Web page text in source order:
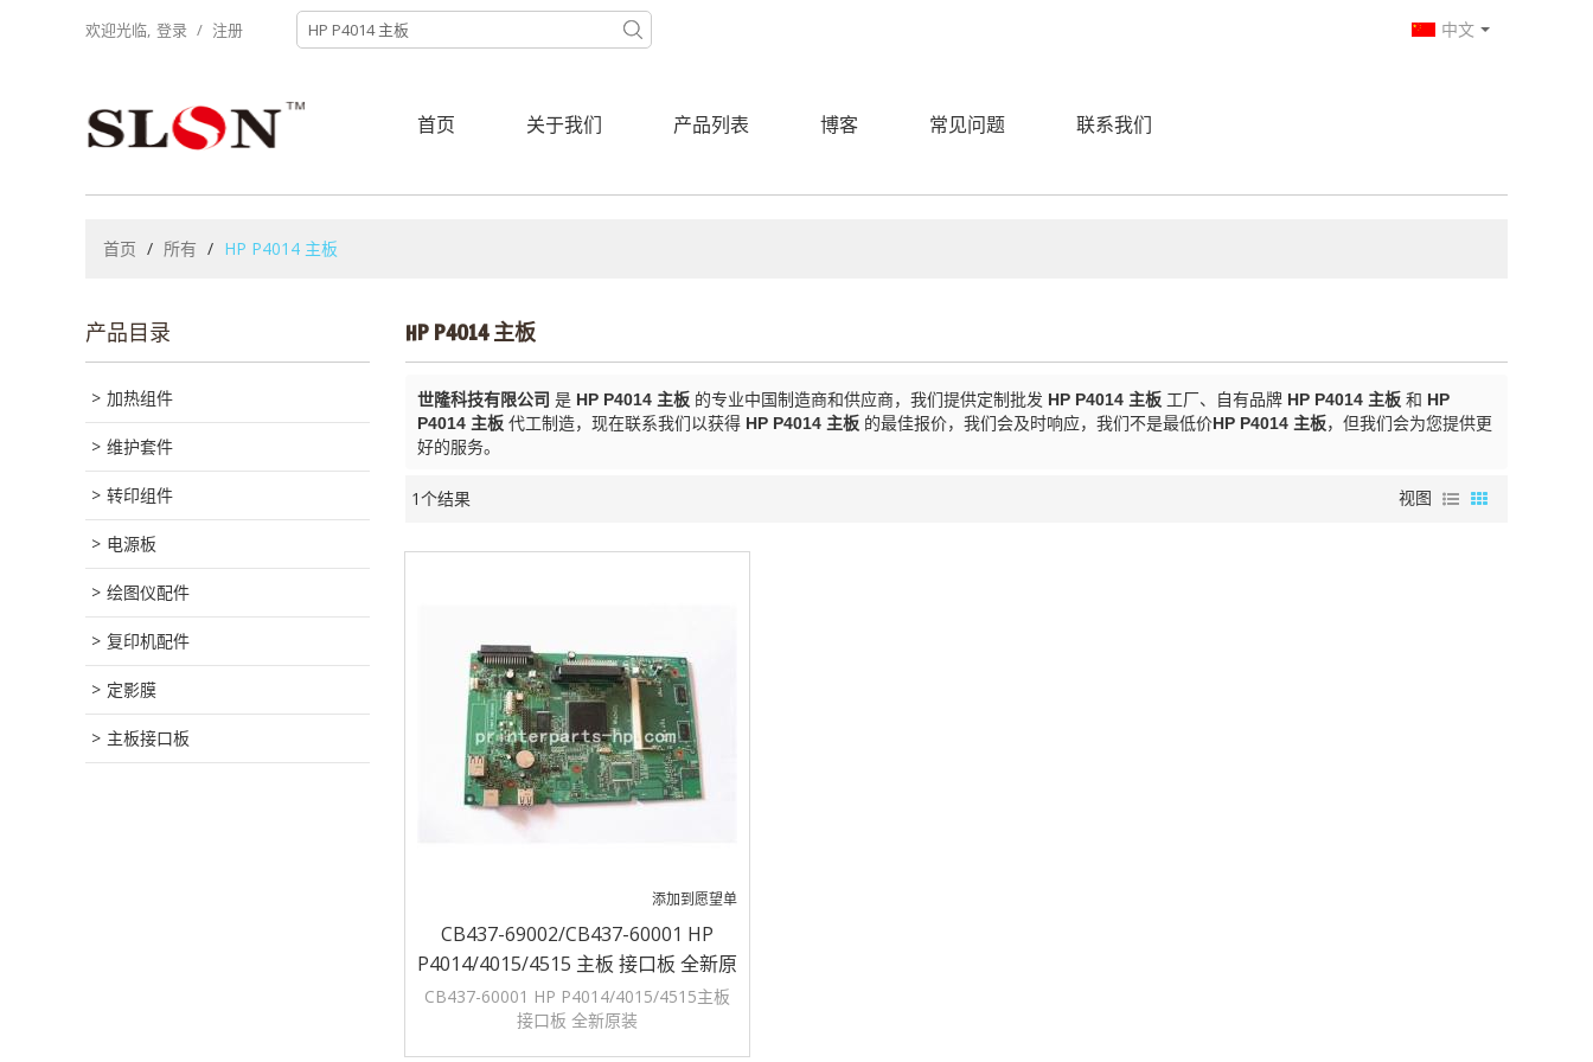
欢迎光临, 登录 / 注册 中文
首页 关于我们 产品列表 博客 常见问题 联系我们
首页 / 所有 / HP P4014 主板
产品目录
加热组件
维护套件
转印组件
电源板
绘图仪配件
复印机配件
定影膜
主板接口板
HP P4014 主板
世隆科技有限公司 是 HP P4014 主板 的专业中国制造商和供应商，我们提供定制批发 HP P4014 主板 工厂、自有品牌 HP P4014 主板 和 HP
P4014 主板 代工制造，现在联系我们以获得 HP P4014 主板 的最佳报价，我们会及时响应，我们不是最低价HP P4014 主板，但我们会为您提供更
好的服务。
1个结果 视图
添加到愿望单
CB437-69002/CB437-60001 HP
P4014/4015/4515 主板 接口板 全新原
装
CB437-60001 HP P4014/4015/4515主板
接口板 全新原装